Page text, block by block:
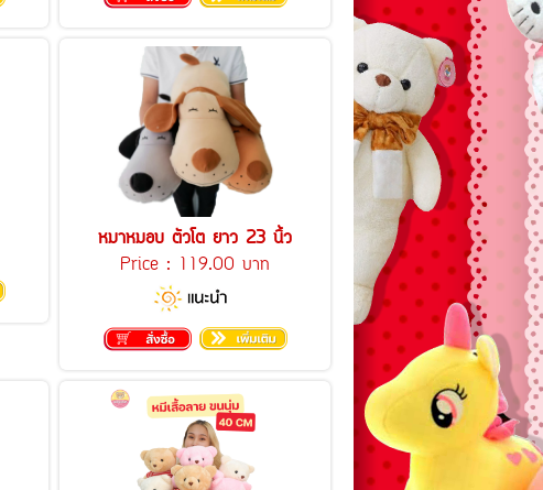
หมาหมอบ ตัวโต ยาว 23 นิ้ว
Price : 119.00 บาท